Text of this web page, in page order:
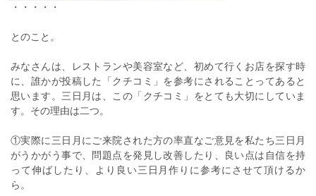
・・・・・
とのこと。
みなさんは、レストランや美容室など、初めて行くお店を探す時
に、誰かが投稿した「クチコミ」を参考にされることってあると
思います。三日月は、この「クチコミ」をとても大切にしていま
す。その理由は二つ。
①実際に三日月にご来院された方の率直なご意見を私たち三日月
がうかがう事で、問題点を発見し改善したり、良い点は自信を持
って伸ばしたり、より良い三日月作りに参考にさせて頂けるか
ら。